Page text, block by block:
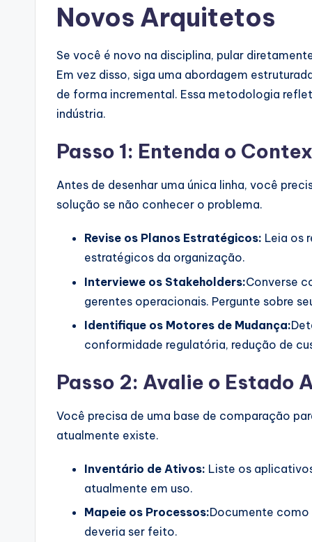
Novos Arquitetos
Se você é novo na disciplina, pular
Em vez disso, siga uma abordagem
de forma incremental. Essa metodologia
indústria.
Passo 1: Entenda o
Antes de desenhar uma única linha, você
solução se não conhecer o problema.
Revise os Planos Estratégicos: Leia os
estratégicos da organização.
Interviewe os Stakeholders:Converse
gerentes operacionais. Pergunte sobre
Identifique os Motores de Mudança:
conformidade regulatória, redução de
Passo 2: Avalie o Estado
Você precisa de uma base de comparação
atualmente existe.
Inventário de Ativos: Liste os
atualmente em uso.
Mapeie os Processos:Documente
deveria ser feito.